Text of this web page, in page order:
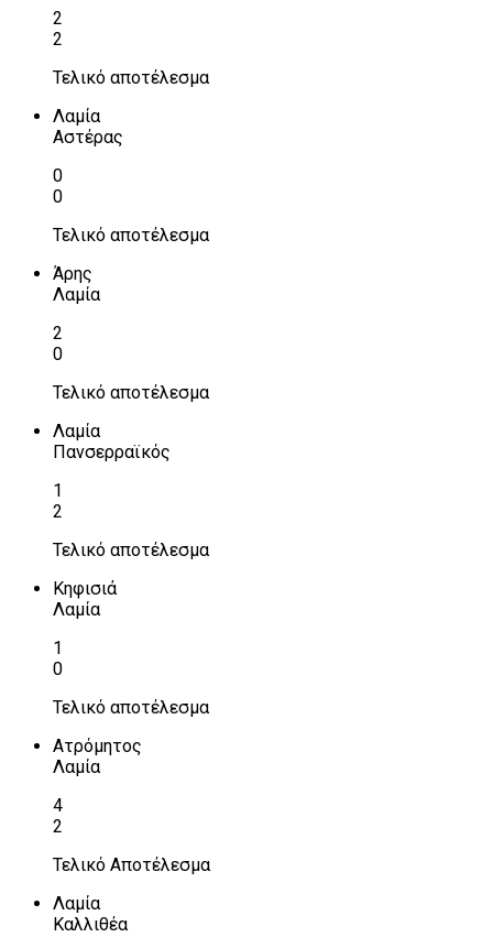
2
2
Τελικό αποτέλεσμα
Λαμία
Αστέρας
0
0
Τελικό αποτέλεσμα
Άρης
Λαμία
2
0
Τελικό αποτέλεσμα
Λαμία
Πανσερραϊκός
1
2
Τελικό αποτέλεσμα
Κηφισιά
Λαμία
1
0
Τελικό αποτέλεσμα
Ατρόμητος
Λαμία
4
2
Τελικό Αποτέλεσμα
Λαμία
Καλλιθέα